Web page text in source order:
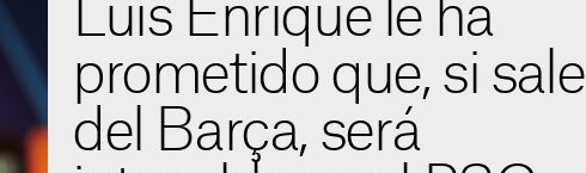
Luis Enrique le ha
prometido que, si sale
del Barça, será